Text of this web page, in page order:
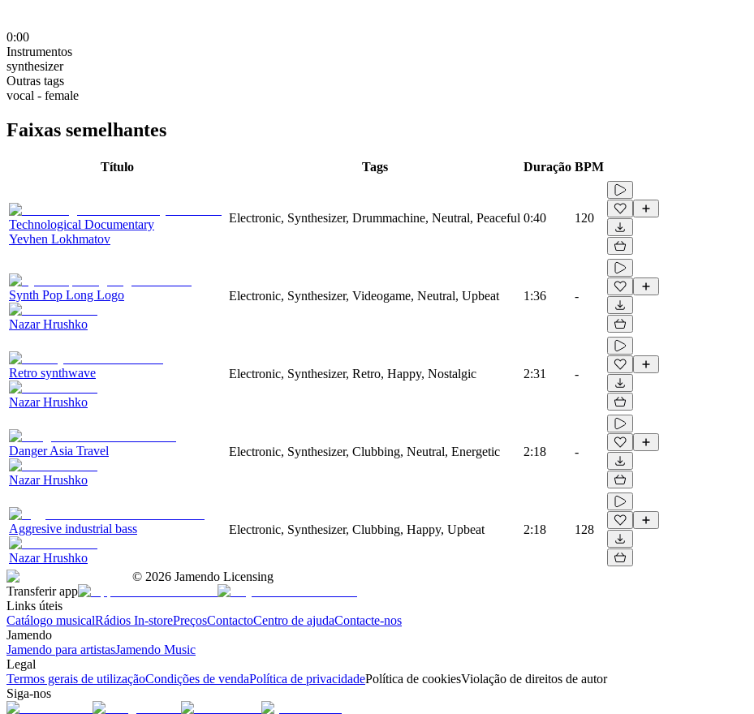
0:00
Instrumentos
synthesizer
Outras tags
vocal - female
Faixas semelhantes
Título Tags Duração BPM
Technological Documentary
Yevhen Lokhmatov
Electronic, Synthesizer, Drummachine, Neutral, Peaceful 0:40 120
Synth Pop Long Logo
Nazar Hrushko
Electronic, Synthesizer, Videogame, Neutral, Upbeat 1:36 -
Retro synthwave
Nazar Hrushko
Electronic, Synthesizer, Retro, Happy, Nostalgic 2:31 -
Danger Asia Travel
Nazar Hrushko
Electronic, Synthesizer, Clubbing, Neutral, Energetic 2:18 -
Aggresive industrial bass
Nazar Hrushko
Electronic, Synthesizer, Clubbing, Happy, Upbeat 2:18 128
© 2026 Jamendo Licensing
Transferir app
Links úteis
Catálogo musicalRádios In-storePreçosContactoCentro de ajudaContacte-nos
Jamendo
Jamendo para artistasJamendo Music
Legal
Termos gerais de utilizaçãoCondições de vendaPolítica de privacidadePolítica de cookiesViolação de direitos de autor
Siga-nos